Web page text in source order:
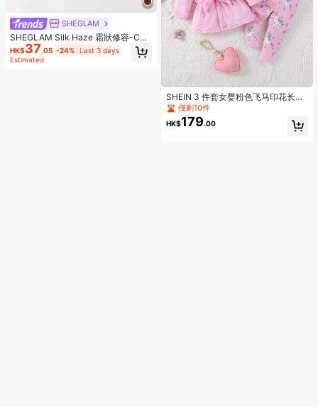
SHEGLAM
SHEGLAM Silk Haze 霜狀修容-Car
amel 品牌美妝化妝品 適合女士與女
孩
HK$37.05 -24% Last 3 days
Estimated
SHEIN 3 件套女婴粉色飞马印花长袖
衬衫、裤子和连帽长袍舒适家居服
僅剩10件
HK$179.00